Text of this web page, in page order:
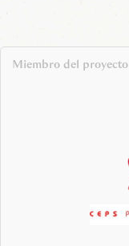
Miembro del proyecto